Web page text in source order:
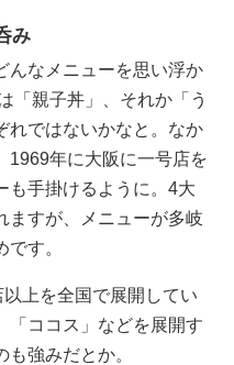
み
なメニューを思い浮か
「親子丼」、それか「う
れではないかなと。なか
1969年に大阪に一号店を
も手掛けるように。4大
ますが、メニューが多岐
す。
上を全国で展開してい
「ココス」などを展開す
強みだとか。